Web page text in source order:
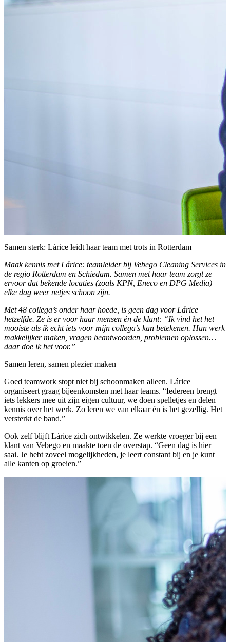
Samen sterk: Lárice leidt haar team met trots in Rotterdam
Maak kennis met Lárice: teamleider bij Vebego Cleaning Services in
de regio Rotterdam en Schiedam. Samen met haar team zorgt ze
ervoor dat bekende locaties (zoals KPN, Eneco en DPG Media)
elke dag weer netjes schoon zijn.
Met 48 collega’s onder haar hoede, is geen dag voor Lárice
hetzelfde. Ze is er voor haar mensen én de klant: “Ik vind het het
mooiste als ik echt iets voor mijn collega’s kan betekenen. Hun werk
makkelijker maken, vragen beantwoorden, problemen oplossen…
daar doe ik het voor.”
Samen leren, samen plezier maken
Goed teamwork stopt niet bij schoonmaken alleen. Lárice
organiseert graag bijeenkomsten met haar teams. “Iedereen brengt
iets lekkers mee uit zijn eigen cultuur, we doen spelletjes en delen
kennis over het werk. Zo leren we van elkaar én is het gezellig. Het
versterkt de band.”
Ook zelf blijft Lárice zich ontwikkelen. Ze werkte vroeger bij een
klant van Vebego en maakte toen de overstap. “Geen dag is hier
saai. Je hebt zoveel mogelijkheden, je leert constant bij en je kunt
alle kanten op groeien.”